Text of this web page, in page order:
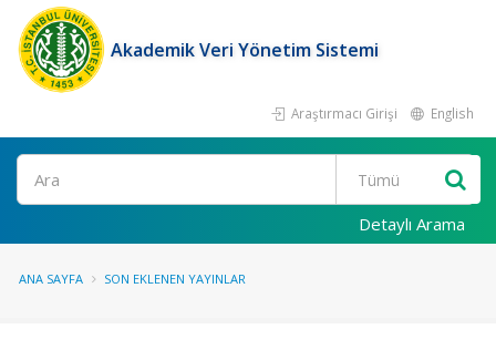
Akademik Veri Yönetim Sistemi
Araştırmacı Girişi English
Ara
Detaylı Arama
ANA SAYFA SON EKLENEN YAYINLAR